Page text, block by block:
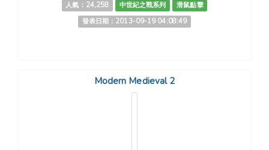
人氣：24,258 中世紀之戰系列
滑鼠點擊
發表日期：2013-09-19 04:08:49
Modern Medieval 2